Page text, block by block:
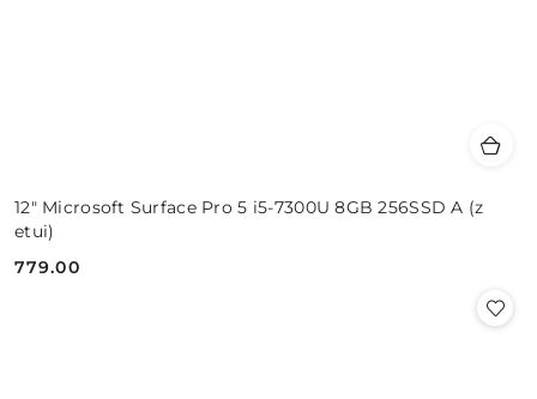
12" Microsoft Surface Pro 5 i5-7300U 8GB 256SSD A (z
etui)
Cena:
779.00